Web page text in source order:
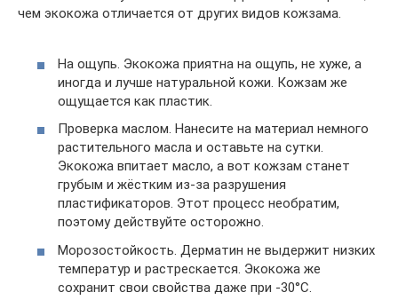
чем экокожа отличается от других видов кожзама.
На ощупь. Экокожа приятна на ощупь, не хуже, а
иногда и лучше натуральной кожи. Кожзам же
ощущается как пластик.
Проверка маслом. Нанесите на материал немного
растительного масла и оставьте на сутки.
Экокожа впитает масло, а вот кожзам станет
грубым и жёстким из-за разрушения
пластификаторов. Этот процесс необратим,
поэтому действуйте осторожно.
Морозостойкость. Дерматин не выдержит низких
температур и растрескается. Экокожа же
сохранит свои свойства даже при -30°C.